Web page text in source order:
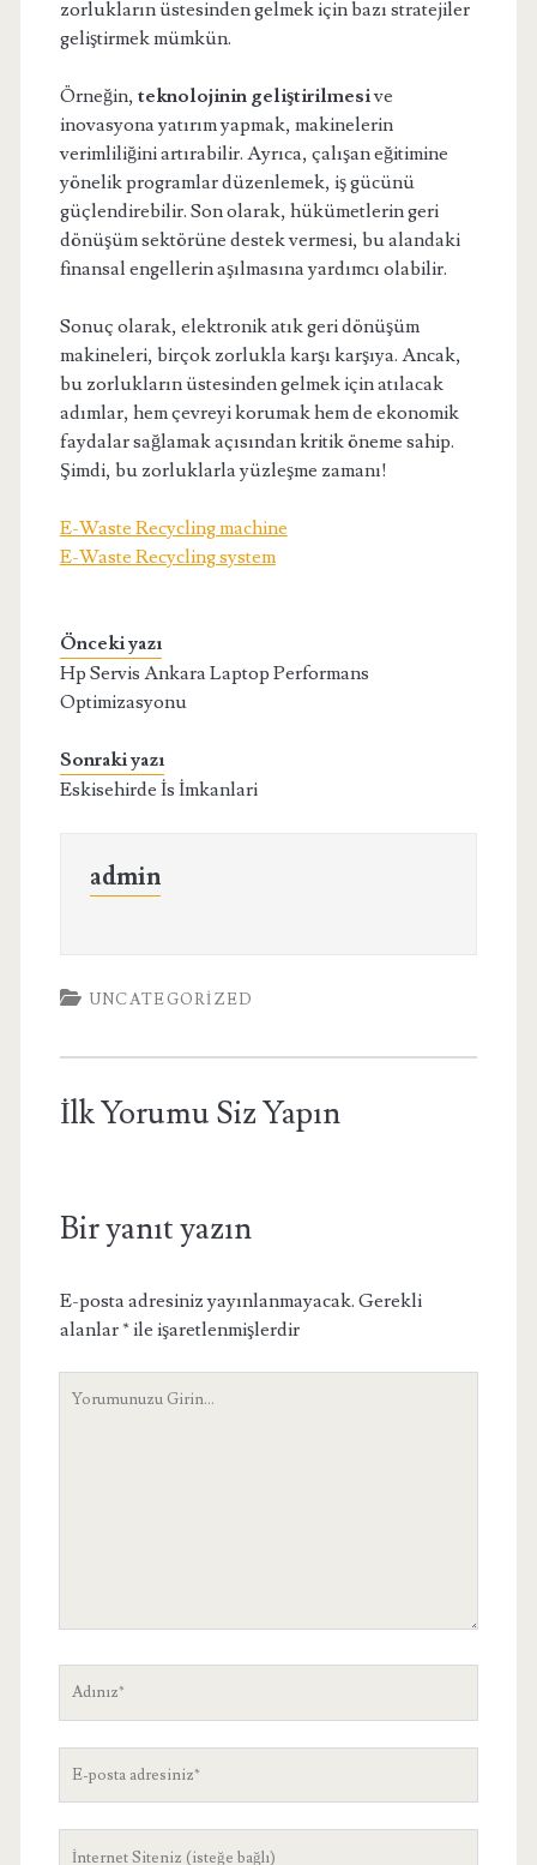
zorlukların üstesinden gelmek için bazı stratejiler
geliştirmek mümkün.
Örneğin, teknolojinin geliştirilmesive
inovasyona yatırım yapmak, makinelerin
verimliliğini artırabilir. Ayrıca, çalışan eğitimine
yönelik programlar düzenlemek, iş gücünü
güçlendirebilir. Son olarak, hükümetlerin geri
dönüşüm sektörüne destek vermesi, bu alandaki
finansal engellerin aşılmasına yardımcı olabilir.
Sonuç olarak, elektronik atık geri dönüşüm
makineleri, birçok zorlukla karşı karşıya. Ancak,
bu zorlukların üstesinden gelmek için atılacak
adımlar, hem çevreyi korumak hem de ekonomik
faydalar sağlamak açısından kritik öneme sahip.
Şimdi, bu zorluklarla yüzleşme zamanı!
E-Waste Recycling machine
E-Waste Recycling system
Önceki yazı
Hp Servis Ankara Laptop Performans
Optimizasyonu
Sonraki yazı
Eskisehirde İs İmkanlari
admin
UNCATEGORIZED
İlk Yorumu Siz Yapın
Bir yanıt yazın
E-posta adresiniz yayınlanmayacak. Gerekli
alanlar*ile işaretlenmişlerdir
Yorumunuz
posta
Site